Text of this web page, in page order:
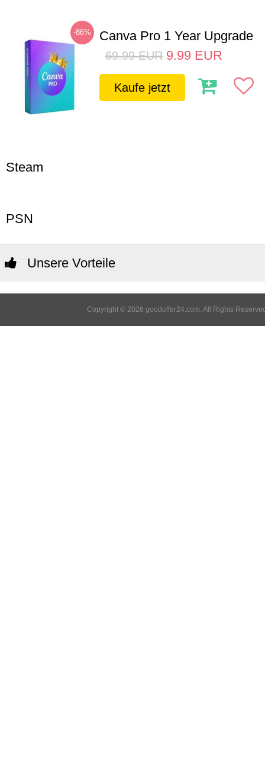
-86% Canva Pro 1 Year Upgrade
69.99 EUR 9.99 EUR
Kaufe jetzt
Steam
PSN
Unsere Vorteile
Copyright © 2026 goodoffer24.com. All Rights